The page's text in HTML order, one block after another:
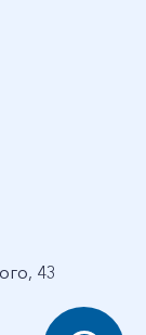
43